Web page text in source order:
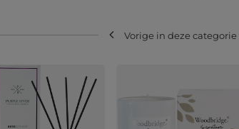
Vorige in deze categorie